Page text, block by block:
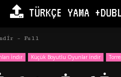
TÜRKÇE YAMA
– Full
İndir Küçük Boyutlu Oyunlar İndir